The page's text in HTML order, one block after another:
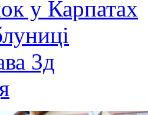
у Карпатах
3д